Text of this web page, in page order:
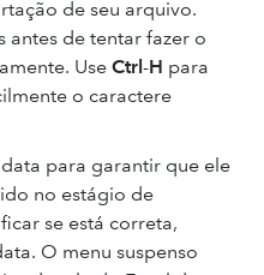
de seu arquivo.
antes de tentar fazer o
Use Ctrl-H para
o caractere
para garantir que ele
no estágio de
se está correta,
O menu suspenso